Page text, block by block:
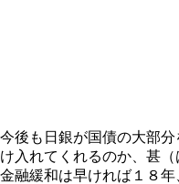
今後も日銀が国債の大部
け入れてくれるのか、甚
金融緩和は早ければ１８